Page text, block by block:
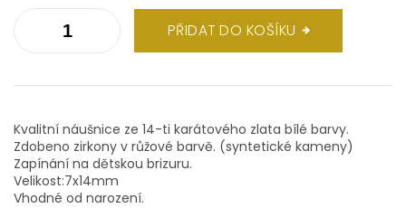
PŘIDAT DO KOŠÍKU
Kvalitní náušnice ze 14-ti karátového zlata bílé barvy.
Zdobeno zirkony v růžové barvě. (syntetické kameny)
Zapínání na dětskou brizuru.
Velikost:7x14mm
Vhodné od narození.